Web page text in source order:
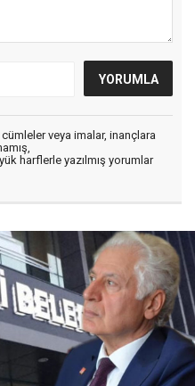
veya imalar, inançlara
harflerle yazılmış yorumlar